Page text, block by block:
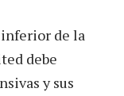
de la
debe
y sus